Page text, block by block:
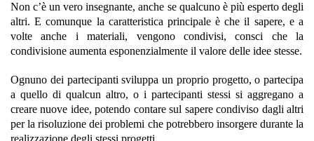
Non c’è un vero insegnante, anche se qualcuno è più esperto degli
altri. E comunque la caratteristica principale è che il sapere, e a
volte anche i materiali, vengono condivisi, consci che la
condivisione aumenta esponenzialmente il valore delle idee stesse.
Ognuno dei partecipanti sviluppa un proprio progetto, o partecipa
a quello di qualcun altro, o i partecipanti stessi si aggregano a
creare nuove idee, potendo contare sul sapere condiviso dagli altri
per la risoluzione dei problemi che potrebbero insorgere durante la
realizzazione degli stessi progetti.